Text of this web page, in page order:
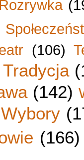
Rozrywka
(106)
Tradycja
(142)
Wybory
(166)